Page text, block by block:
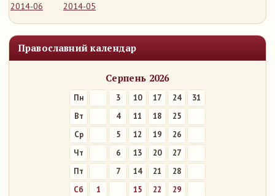
2014-06 2014-05
Православний календар
Серпень 2026
Пн 3 10 17 24
31
Вт
4 11 18
25
Ср
5 12 19
26
Чт
6 13 20
27
Пт
7 14 21
28
Сб
1 15 22
29